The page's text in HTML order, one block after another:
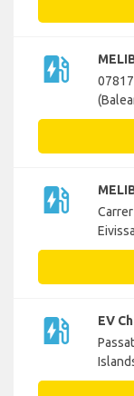
ev_station
ev_station
ev_station
EV